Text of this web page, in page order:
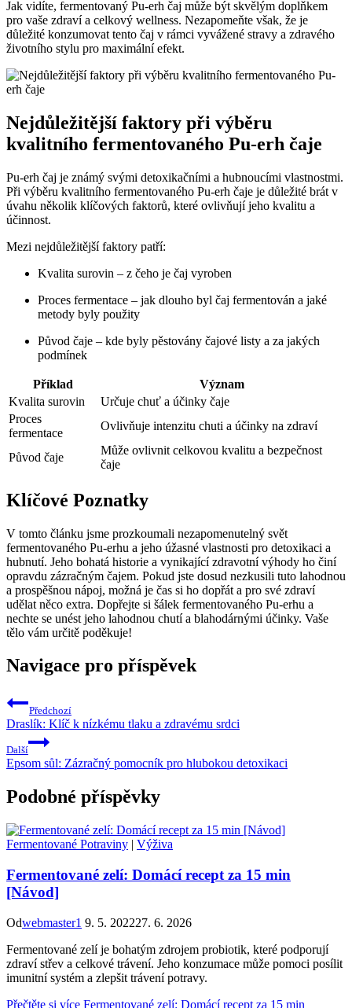
Jak vidíte, fermentovaný Pu-erh čaj může být skvělým doplňkem
pro vaše zdraví a celkový wellness. Nezapomeňte však, že je
důležité konzumovat tento čaj v rámci vyvážené stravy a zdravého
životního stylu pro maximální efekt.
Nejdůležitější faktory při výběru
kvalitního fermentovaného Pu-erh čaje
Pu-erh čaj je známý svými detoxikačními a hubnoucími vlastnostmi.
Při výběru kvalitního fermentovaného Pu-erh čaje je důležité brát v
úvahu několik klíčových faktorů, které ovlivňují jeho kvalitu a
účinnost.
Mezi nejdůležitější faktory patří:
Kvalita surovin – z čeho je čaj vyroben
Proces fermentace – jak dlouho byl čaj fermentován a jaké
metody byly použity
Původ čaje – kde byly pěstovány čajové listy a za jakých
podmínek
Příklad
Význam
Kvalita surovin
Určuje chuť a účinky čaje
Proces
fermentace
Ovlivňuje intenzitu chuti a účinky na zdraví
Původ čaje
Může ovlivnit celkovou kvalitu a bezpečnost
čaje
Klíčové Poznatky
V tomto článku jsme prozkoumali nezapomenutelný svět
fermentovaného Pu-erhu a jeho úžasné vlastnosti pro detoxikaci a
hubnutí. Jeho bohatá historie a vynikající zdravotní výhody ho činí
opravdu zázračným čajem. Pokud jste dosud nezkusili tuto lahodnou
a prospěšnou nápoj, možná je čas si ho dopřát a pro své zdraví
udělat něco extra. Dopřejte si šálek fermentovaného Pu-erhu a
nechte se unést jeho lahodnou chutí a blahodárnými účinky. Vaše
tělo vám určitě poděkuje!
Navigace pro příspěvek
Předchozí
Draslík: Klíč k nízkému tlaku a zdravému srdci
Další
Epsom sůl: Zázračný pomocník pro hlubokou detoxikaci
Podobné příspěvky
Fermentované Potraviny | Výživa
Fermentované zelí: Domácí recept za 15 min
[Návod]
Odwebmaster1 9. 5. 202227. 6. 2026
Fermentované zelí je bohatým zdrojem probiotik, které podporují
zdraví střev a celkové trávení. Jeho konzumace může pomoci posílit
imunitní systém a zlepšit trávení potravy.
Přečtěte si více Fermentované zelí: Domácí recept za 15 min